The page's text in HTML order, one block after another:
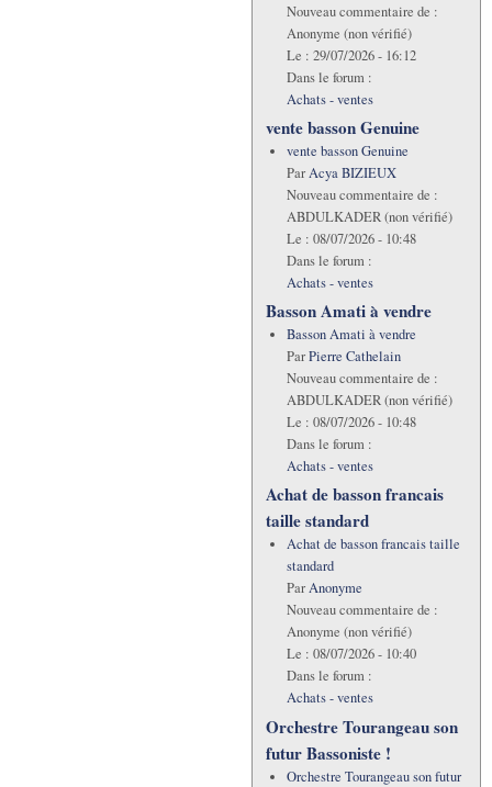
Nouveau commentaire de :
Anonyme (non vérifié)
Le : 29/07/2026 - 16:12
Dans le forum :
Achats - ventes
vente basson Genuine
vente basson Genuine
ParAcya BIZIEUX
Nouveau commentaire de :
ABDULKADER (non vérifié)
Le : 08/07/2026 - 10:48
Dans le forum :
Achats - ventes
Basson Amati à vendre
Basson Amati à vendre
ParPierre Cathelain
Nouveau commentaire de :
ABDULKADER (non vérifié)
Le : 08/07/2026 - 10:48
Dans le forum :
Achats - ventes
Achat de basson francais
taille standard
Achat de basson francais taille
standard
ParAnonyme
Nouveau commentaire de :
Anonyme (non vérifié)
Le : 08/07/2026 - 10:40
Dans le forum :
Achats - ventes
Orchestre Tourangeau son
futur Bassoniste !
Orchestre Tourangeau son futur